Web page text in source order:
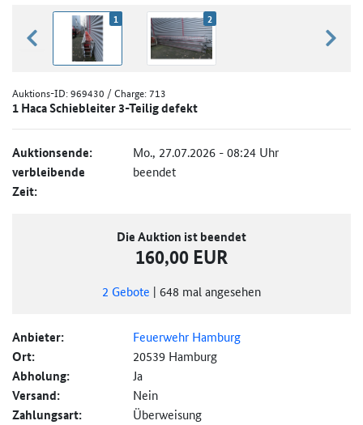
zurück blättern
1 2
Auktions-ID:969430 / Charge: 713
1 Haca Schiebleiter 3-Teilig defekt
Auktionsende: Mo., 27.07.2026 - 08:24 Uhr
verbleibende
Zeit:
beendet
Die Auktion ist beendet
160,00 EUR
2 Gebote | 648 mal angesehen
Anbieter: Feuerwehr Hamburg
Ort: 20539 Hamburg
Abholung: Ja
Versand: Nein
Zahlungsart: Überweisung